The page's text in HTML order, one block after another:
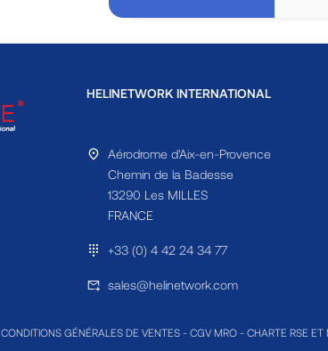
HELINETWORK INTERNATIONAL
Aérodrome d'Aix-en-Provence
Chemin de la Badesse
13290 Les MILLES
FRANCE
+33 (0) 4 42 24 34 77
sales@helinetwork.com
CONDITIONS GÉNÉRALES DE VENTES - CGV MRO - CHARTE RSE